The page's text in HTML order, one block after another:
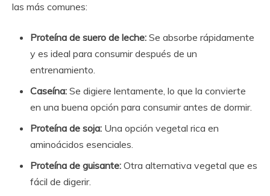
las más comunes:
Proteína de suero de leche: Se absorbe rápidamente
y es ideal para consumir después de un
entrenamiento.
Caseína: Se digiere lentamente, lo que la convierte
en una buena opción para consumir antes de dormir.
Proteína de soja: Una opción vegetal rica en
aminoácidos esenciales.
Proteína de guisante: Otra alternativa vegetal que es
fácil de digerir.